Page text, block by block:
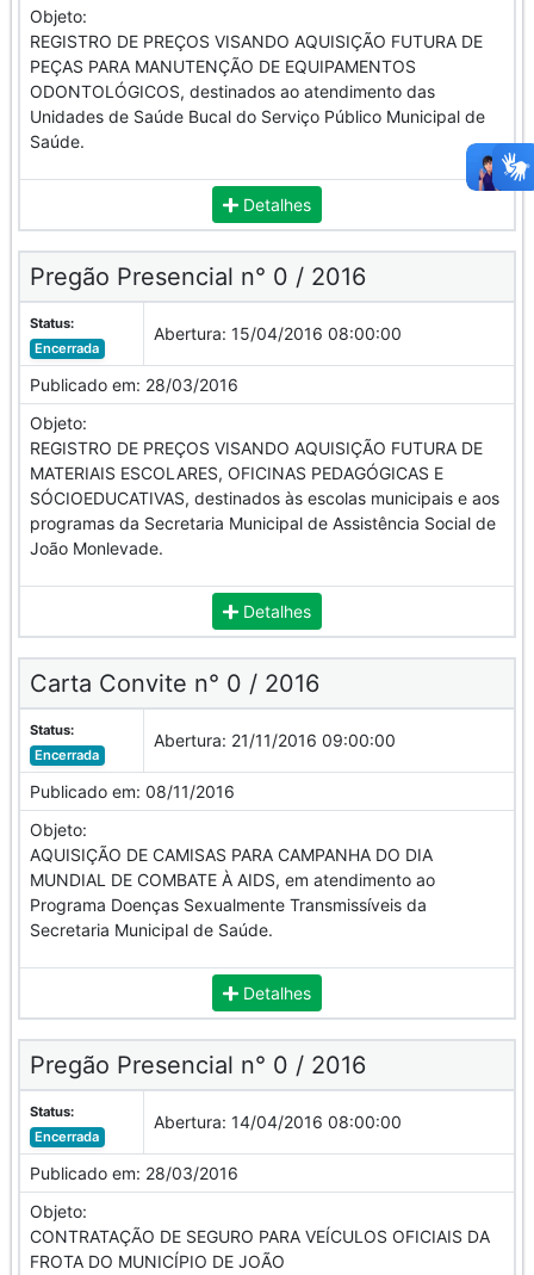
Objeto:
REGISTRO DE PREÇOS VISANDO AQUISIÇÃO FUTURA DE
PEÇAS PARA MANUTENÇÃO DE EQUIPAMENTOS
ODONTOLÓGICOS, destinados ao atendimento das
Unidades de Saúde Bucal do Serviço Público Municipal de
Saúde.
Detalhes
Pregão Presencial n° 0 / 2016
Status:
Encerrada
Abertura: 15/04/2016 08:00:00
Publicado em: 28/03/2016
Objeto:
REGISTRO DE PREÇOS VISANDO AQUISIÇÃO FUTURA DE
MATERIAIS ESCOLARES, OFICINAS PEDAGÓGICAS E
SÓCIOEDUCATIVAS, destinados às escolas municipais e aos
programas da Secretaria Municipal de Assistência Social de
João Monlevade.
Detalhes
Carta Convite n° 0 / 2016
Status:
Encerrada
Abertura: 21/11/2016 09:00:00
Publicado em: 08/11/2016
Objeto:
AQUISIÇÃO DE CAMISAS PARA CAMPANHA DO DIA
MUNDIAL DE COMBATE À AIDS, em atendimento ao
Programa Doenças Sexualmente Transmissíveis da
Secretaria Municipal de Saúde.
Detalhes
Pregão Presencial n° 0 / 2016
Status:
Encerrada
Abertura: 14/04/2016 08:00:00
Publicado em: 28/03/2016
Objeto:
CONTRATAÇÃO DE SEGURO PARA VEÍCULOS OFICIAIS DA
FROTA DO MUNICÍPIO DE JOÃO